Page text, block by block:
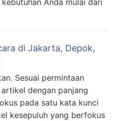
Anda mulai dari
di Jakarta, Depok,
Sesuai permintaan
dengan panjang
pada satu kata kunci
kesepuluh yang berfokus